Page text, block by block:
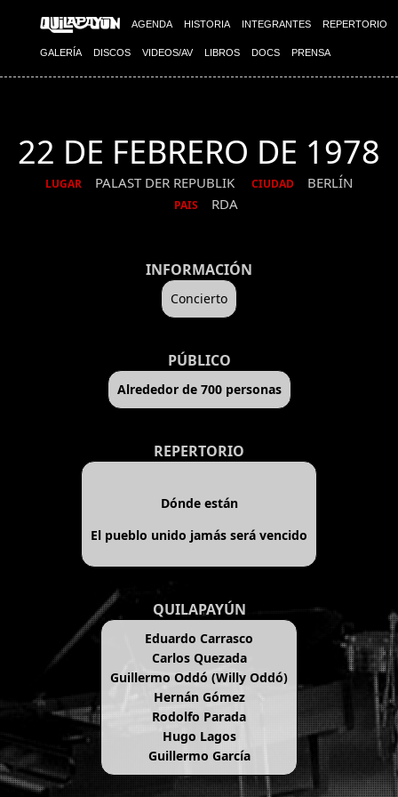
AGENDA HISTORIA INTEGRANTES REPERTORIO
GALERÍA DISCOS VIDEOS/AV LIBROS DOCS PRENSA
22 DE FEBRERO DE 1978
LUGAR PALAST DER REPUBLIK CIUDAD BERLÍN
PAIS RDA
INFORMACIÓN
Concierto
PÚBLICO
Alrededor de 700 personas
REPERTORIO
Dónde están
El pueblo unido jamás será vencido
QUILAPAYÚN
Eduardo Carrasco
Carlos Quezada
Guillermo Oddó (Willy Oddó)
Hernán Gómez
Rodolfo Parada
Hugo Lagos
Guillermo García